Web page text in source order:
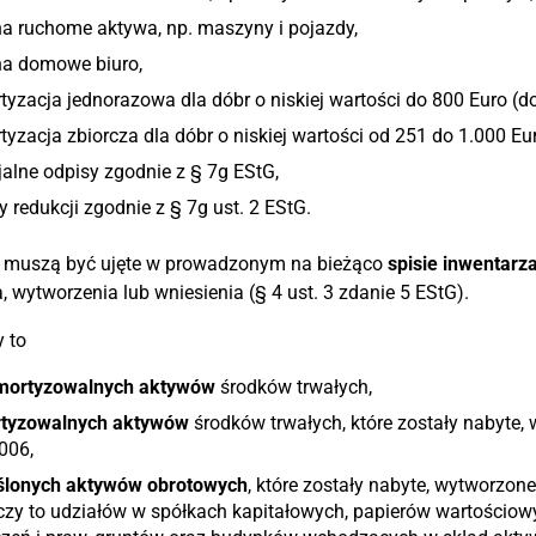
ruchome aktywa, np. maszyny i pojazdy,
domowe biuro,
jednorazowa dla dóbr o niskiej wartości do 800 Euro
zbiorcza dla dóbr o niskiej wartości od 251 do 1.000
odpisy zgodnie z § 7g EStG,
redukcji zgodnie z § 7g ust. 2 EStG.
być ujęte w prowadzonym na bieżąco spisie
wytworzenia lub wniesienia (§ 4 ust. 3 zdanie 5 EStG).
to
aktywówśrodków trwałych,
aktywówśrodków trwałych, które zostały
aktywów obrotowych, które zostały nabyte,
to udziałów w spółkach kapitałowych, papierów